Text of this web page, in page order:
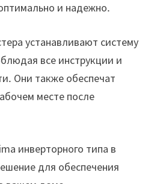
и надежно․
устанавливают систему
все инструкции и
Они также обеспечат
месте после
инверторного типа в
для обеспечения